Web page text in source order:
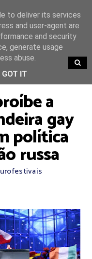
a
gay
política
russa
to deliver its services
and user-agent are
and security
generate usage
abuse.
GOT IT